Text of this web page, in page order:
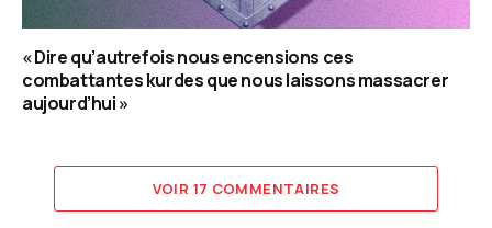
« Dire qu’autrefois nous encensions ces
combattantes kurdes que nous laissons massacrer
aujourd’hui »
VOIR 17 COMMENTAIRES